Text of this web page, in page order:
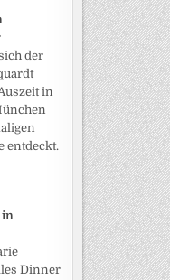
der
in
entdeckt.
in
Dinner